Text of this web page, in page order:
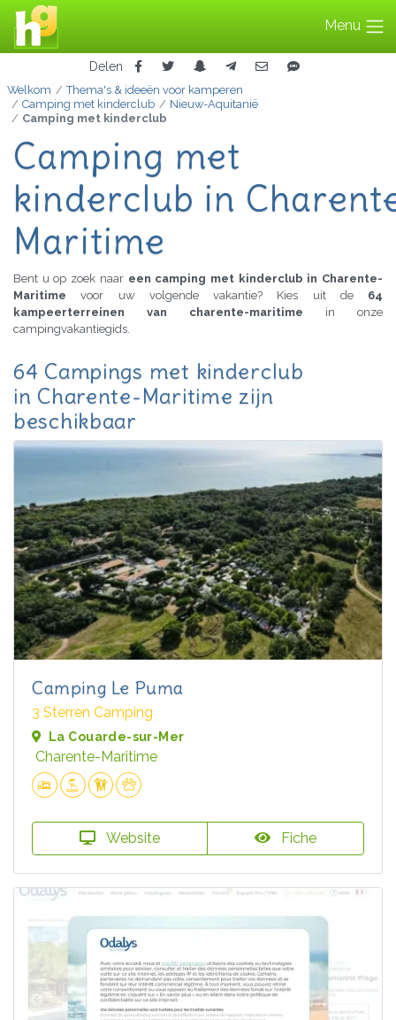
Menu
Delen
Welkom
Thema's & ideeën voor kamperen
Camping met kinderclub
Nieuw-Aquitanië
Camping met kinderclub
Camping met
kinderclub in
Maritime
Bent u op zoek naar een camping met kinderclub in Charente-
Maritimevoor uw volgende vakantie? Kies uit de 64
kampeerterreinen van charente-maritime in onze
campingvakantiegids.
64 Campings met kinderclub
in Charente-Maritime zijn
beschikbaar
Camping Le Puma
3 Sterren Camping
La Couarde-sur-Mer
Charente-Maritime
Website Fiche